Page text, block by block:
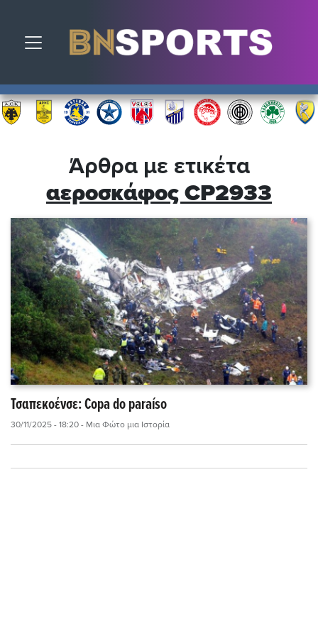
Toggle navigation
Άρθρα με ετικέτα
αεροσκάφος CP2933
Τσαπεκοένσε: Copa do paraíso
30/11/2025 - 18:20 - Μια Φώτο μια Ιστορία